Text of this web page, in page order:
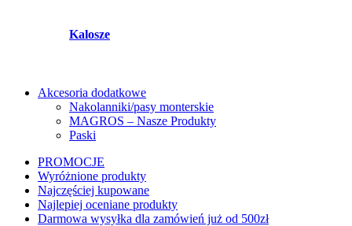
Kalosze
Akcesoria dodatkowe
Nakolanniki/pasy monterskie
MAGROS – Nasze Produkty
Paski
PROMOCJE
Wyróżnione produkty
Najczęściej kupowane
Najlepiej oceniane produkty
Darmowa wysyłka dla zamówień już od 500zł